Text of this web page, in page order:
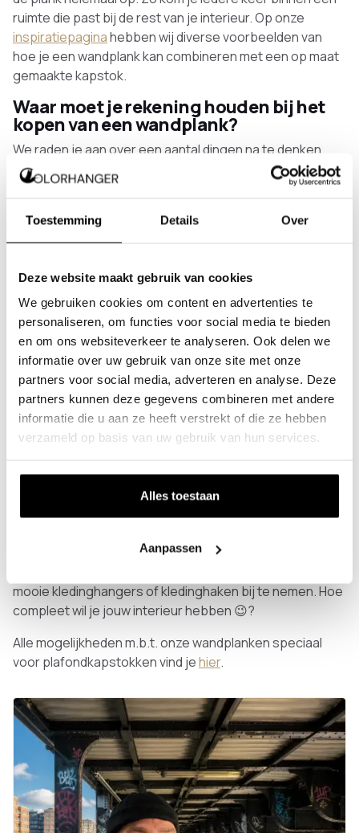
Toestemming Details Over
Deze website maakt gebruik van cookies
We gebruiken cookies om content en advertenties te
personaliseren, om functies voor social media te bieden
en om ons websiteverkeer te analyseren. Ook delen we
informatie over uw gebruik van onze site met onze
partners voor social media, adverteren en analyse. Deze
partners kunnen deze gegevens combineren met andere
informatie die u aan ze heeft verstrekt of die ze hebben
verzameld op basis van uw gebruik van hun services.
Alles toestaan
Aanpassen
ruimte die past bij de rest van je interieur. Op onze
inspiratiepaginahebben wij diverse voorbeelden van
hoe je een wandplank kan combineren met een op maat
gemaakte kapstok.
Waar moet je rekening houden bij het
kopen van een wandplank?
We raden je aan over een aantal dingen na te denken
voordat je een wandplank aanschaft en ophangt.
je er zware voorwerpen op zetten? In welke ruimte wil
je de plank hangen en is de muur hier geschikt voor?
hierbij rekening met ramen, deuren en meubels die
tegen de muur staan.
Design: Welke kleur wandplank past bij jouw
interieur? Is dit een kleur die je over drie jaar nog mooi
vindt? Wil je ‘m combineren met eenkapstoken/of
bijpassendschoenenrek?
Op maat gemaakt
Als je eenwandplankkoopt wil je natuurlijk wel dat de
zijn vaak net iets te groot of net iets te klein. Ook zijn ze
vaak niet goed te combineren met een mooie kapstok.
Het is het allemaal nét niet.. Bij Colorhanger kun je jouw
echt afmaakt. Kies je voor een wandplank gecombineerd
mooie kledinghangers of kledinghaken bij te nemen. Hoe
compleet wil je jouw interieur hebben 😉?
Alle mogelijkheden m.b.t. onze wandplanken speciaal
voor plafondkapstokken vind jehier.